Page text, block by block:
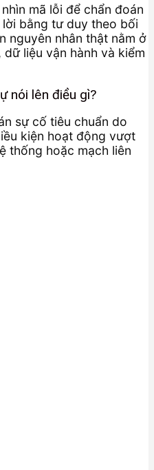
mã lỗi để chẩn đoán
bằng tư duy theo bối
nguyên nhân thật nằm ở
liệu vận hành và kiểm
nói lên điều gì?
sự cố tiêu chuẩn do
kiện hoạt động vượt
thống hoặc mạch liên